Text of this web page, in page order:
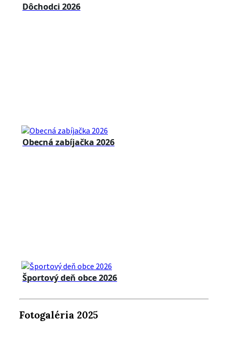
Dôchodci 2026
Obecná zabíjačka 2026
Športový deň obce 2026
Fotogaléria 2025